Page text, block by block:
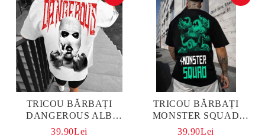
TRICOU BĂRBAȚI
DANGEROUS ALB
OVERSIZED
39.90Lei
TRICOU BĂRBAȚI
MONSTER SQUAD
OVERSIZED
39.90Lei